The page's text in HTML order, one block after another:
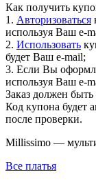
Как получить
1. Авторизоваться
используя Ваш e-
2. Использовать
будет Ваш e-mail;
3. Если Вы
используя Ваш e-
Заказ должен
Код купона будет
после проверки.
Millissimo —
Все платья